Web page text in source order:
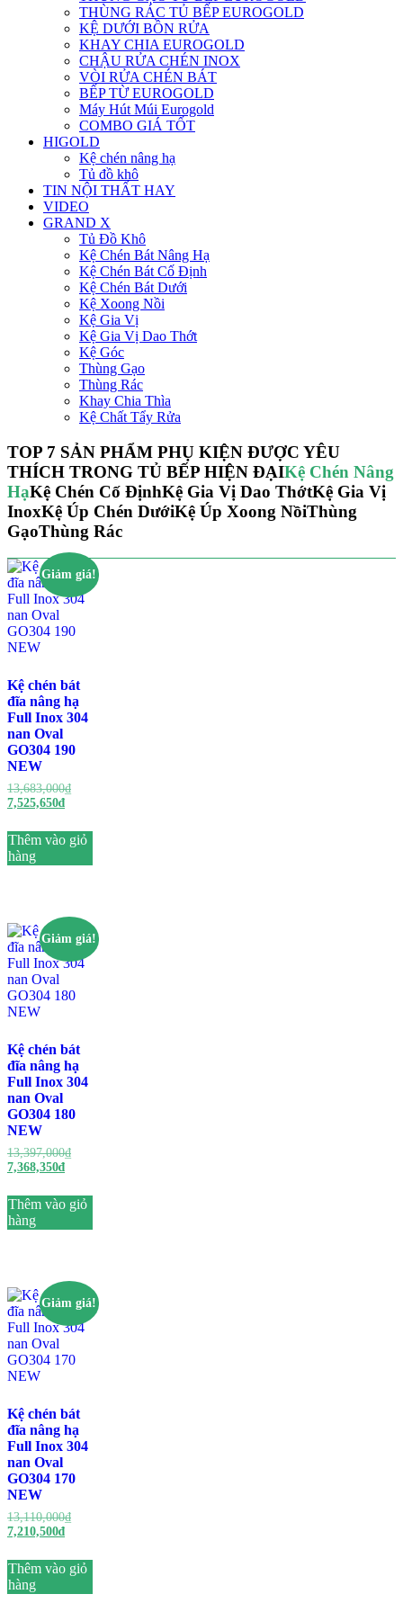
THÙNG RÁC TỦ BẾP EUROGOLD
KỆ DƯỚI BỒN RỬA
KHAY CHIA EUROGOLD
CHẬU RỬA CHÉN INOX
VÒI RỬA CHÉN BÁT
BẾP TỪ EUROGOLD
Máy Hút Múi Eurogold
COMBO GIÁ TỐT
HIGOLD
Kệ chén nâng hạ
Tủ đồ khô
TIN NỘI THẤT HAY
VIDEO
GRAND X
Tủ Đồ Khô
Kệ Chén Bát Nâng Hạ
Kệ Chén Bát Cố Định
Kệ Chén Bát Dưới
Kệ Xoong Nồi
Kệ Gia Vị
Kệ Gia Vị Dao Thớt
Kệ Góc
Thùng Gạo
Thùng Rác
Khay Chia Thìa
Kệ Chất Tẩy Rửa
TOP 7 SẢN PHẨM PHỤ KIỆN ĐƯỢC YÊU
THÍCH TRONG TỦ BẾP HIỆN ĐẠIKệ Chén Nâng
HạKệ Chén Cố ĐịnhKệ Gia Vị Dao ThớtKệ Gia Vị
InoxKệ Úp Chén DướiKệ Úp Xoong NồiThùng
GạoThùng Rác
Giảm giá!
Kệ chén bát
đĩa nâng hạ
Full Inox 304
nan Oval
GO304 190
NEW
13,683,000₫Giá
13,683,000₫.
7,525,650₫Giá
tại
là:
Thêm vào giỏ
hàng
Giảm giá!
Kệ chén bát
đĩa nâng hạ
Full Inox 304
nan Oval
GO304 180
NEW
13,397,000₫Giá
13,397,000₫.
7,368,350₫Giá
tại
là:
Thêm vào giỏ
hàng
Giảm giá!
Kệ chén bát
đĩa nâng hạ
Full Inox 304
nan Oval
GO304 170
NEW
13,110,000₫Giá
13,110,000₫.
7,210,500₫Giá
tại
là:
Thêm vào giỏ
hàng